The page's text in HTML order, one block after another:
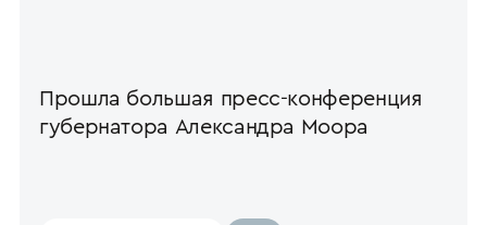
Прошла большая пресс-конференция
губернатора Александра Моора